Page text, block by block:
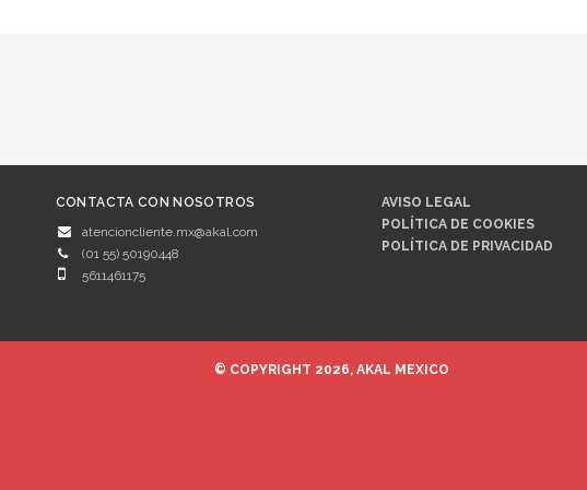
CONTACTA CON NOSOTROS
atencioncliente.mx@akal.com
(01 55) 50190448
5611461175
AVISO LEGAL
POLÍTICA DE COOKIES
POLÍTICA DE PRIVACIDAD
© COPYRIGHT 2026, AKAL MEXICO